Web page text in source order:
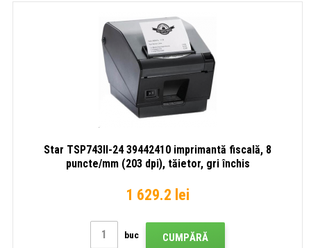
Star TSP743II-24 39442410 imprimantă fiscală, 8
puncte/mm (203 dpi), tăietor, gri închis
1 629.2 lei
buc CUMPĂRĂ